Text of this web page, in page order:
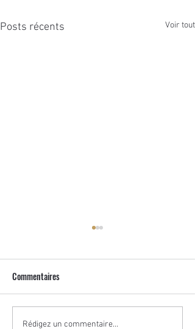
Posts récents Voir tout
Commentaires
Rédigez un commentaire...